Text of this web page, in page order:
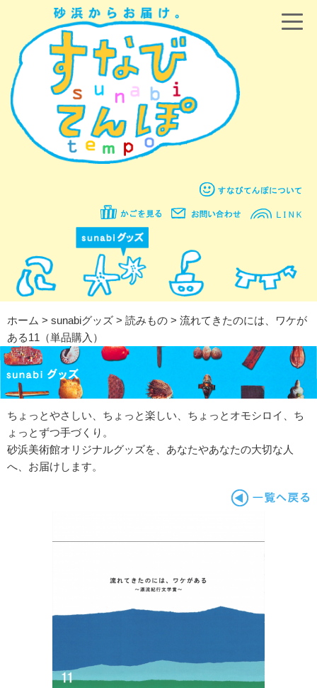
ホーム > sunabiグッズ > 読みもの > 流れてきたのには、ワケが
ある11（単品購入）
ちょっとやさしい、ちょっと楽しい、ちょっとオモシロイ、ち
ょっとずつ手づくり。
砂浜美術館オリジナルグッズを、あなたやあなたの大切な人
へ、お届けします。